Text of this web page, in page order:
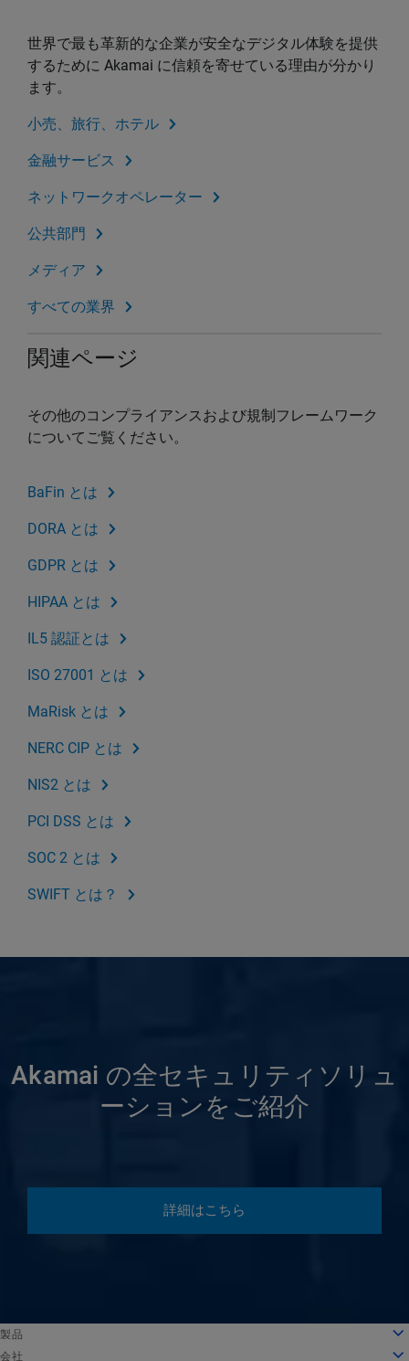
世界で最も革新的な企業が安全なデジタル体験を提供
するために Akamai に信頼を寄せている理由が分かり
ます。
小売、旅行、ホテル
金融サービス
ネットワークオペレーター
公共部門
メディア
すべての業界
関連ページ
その他のコンプライアンスおよび規制フレームワーク
についてご覧ください。
BaFin とは
DORA とは
GDPR とは
HIPAA とは
IL5 認証とは
ISO 27001 とは
MaRisk とは
NERC CIP とは
NIS2 とは
PCI DSS とは
SOC 2 とは
SWIFT とは？
Akamai の全セキュリティソリュ
ーションをご紹介
詳細はこちら
製品
クラウドコンピューティング
会社
English
Deutsch